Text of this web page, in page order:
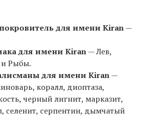
для имени Kiran—
для имени Kiran— Лев,
Рыбы.
для имени Kiran—
коралл, диоптаза,
черный лигнит, марказит,
селенит, серпентин, дымчатый